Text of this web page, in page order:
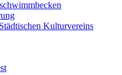
Kulturvereins